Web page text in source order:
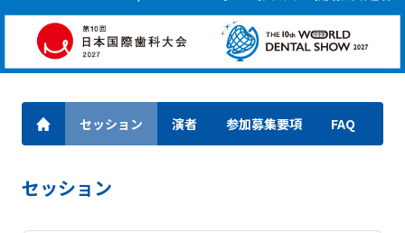
セッション 演者 参加募集要項 FAQ
セッション